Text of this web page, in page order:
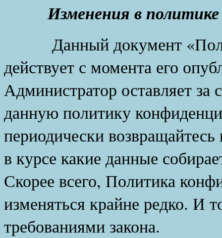
Изменения в
Данный документ
действует с момента его
Администратор оставляет за
данную политику
периодически
в курсе какие данные
Скорее всего, Политика
изменяться крайне редко. И
требованиями закона.